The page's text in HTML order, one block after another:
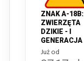
ZNAK A-18B:
ZWIERZĘTA
DZIKIE - I
GENERACJA
Już od